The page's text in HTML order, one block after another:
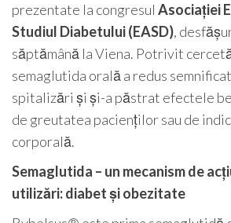
prezentate la congresul Asociației
Studiul Diabetului (EASD),
săptămână la Viena. Potrivit
semaglutida orală a redus
spitalizări și și-a păstrat efectele
de greutatea pacienților sau de
corporală.
Semaglutida – un mecanism de
utilizări: diabet și obezitate